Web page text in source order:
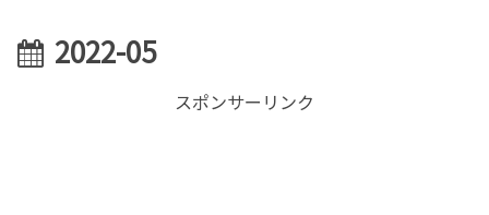
2022-05
スポンサーリンク